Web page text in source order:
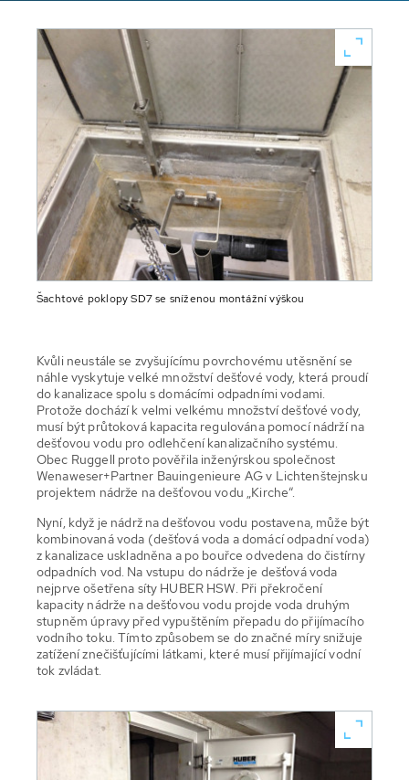
Šachtové poklopy SD7 se sníženou montážní výškou
Kvůli neustále se zvyšujícímu povrchovému utěsnění se
náhle vyskytuje velké množství dešťové vody, která proudí
do kanalizace spolu s domácími odpadními vodami.
Protože dochází k velmi velkému množství dešťové vody,
musí být průtoková kapacita regulována pomocí nádrží na
dešťovou vodu pro odlehčení kanalizačního systému.
Obec Ruggell proto pověřila inženýrskou společnost
Wenaweser+Partner Bauingenieure AG v Lichtenštejnsku
projektem nádrže na dešťovou vodu „Kirche“.
Nyní, když je nádrž na dešťovou vodu postavena, může být
kombinovaná voda (dešťová voda a domácí odpadní voda)
z kanalizace uskladněna a po bouřce odvedena do čistírny
odpadních vod. Na vstupu do nádrže je dešťová voda
nejprve ošetřena síty HUBER HSW. Při překročení
kapacity nádrže na dešťovou vodu projde voda druhým
stupněm úpravy před vypuštěním přepadu do přijímacího
vodního toku. Tímto způsobem se do značné míry snižuje
zatížení znečišťujícími látkami, které musí přijímající vodní
tok zvládat.